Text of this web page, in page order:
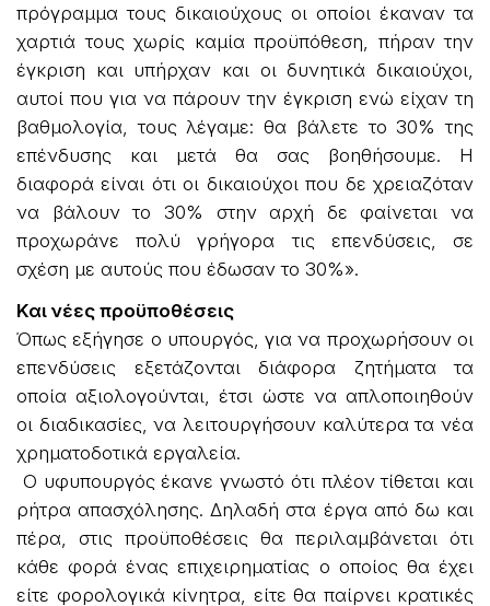
πρόγραμμα τους δικαιούχους οι οποίοι έκαναν τα
χαρτιά τους χωρίς καμία προϋπόθεση, πήραν την
έγκριση και υπήρχαν και οι δυνητικά δικαιούχοι,
αυτοί που για να πάρουν την έγκριση ενώ είχαν τη
βαθμολογία, τους λέγαμε: θα βάλετε το 30% της
επένδυσης και μετά θα σας βοηθήσουμε. Η
διαφορά είναι ότι οι δικαιούχοι που δε χρειαζόταν
να βάλουν το 30% στην αρχή δε φαίνεται να
προχωράνε πολύ γρήγορα τις επενδύσεις, σε
σχέση με αυτούς που έδωσαν το 30%».
Και νέες προϋποθέσεις
Όπως εξήγησε ο υπουργός, για να προχωρήσουν οι
επενδύσεις εξετάζονται διάφορα ζητήματα τα
οποία αξιολογούνται, έτσι ώστε να απλοποιηθούν
οι διαδικασίες, να λειτουργήσουν καλύτερα τα νέα
χρηματοδοτικά εργαλεία.
Ο υφυπουργός έκανε γνωστό ότι πλέον τίθεται και
ρήτρα απασχόλησης. Δηλαδή στα έργα από δω και
πέρα, στις προϋποθέσεις θα περιλαμβάνεται ότι
κάθε φορά ένας επιχειρηματίας ο οποίος θα έχει
είτε φορολογικά κίνητρα, είτε θα παίρνει κρατικές